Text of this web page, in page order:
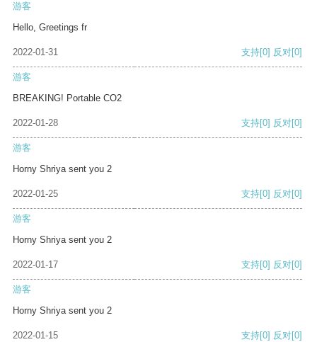
游客
Hello, Greetings fr
2022-01-31 支持[0] 反对[0]
游客
BREAKING! Portable CO2
2022-01-28 支持[0] 反对[0]
游客
Horny Shriya sent you 2
2022-01-25 支持[0] 反对[0]
游客
Horny Shriya sent you 2
2022-01-17 支持[0] 反对[0]
游客
Horny Shriya sent you 2
2022-01-15 支持[0] 反对[0]